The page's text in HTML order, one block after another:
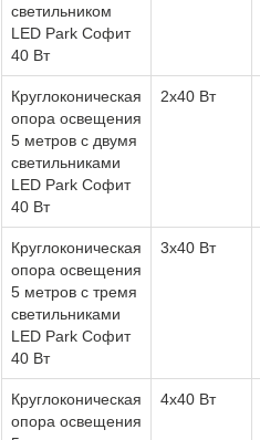
светильником
LED Park Софит
40 Вт
Круглоконическая
опора освещения
5 метров с двумя
светильниками
LED Park Софит
40 Вт
2x40 Вт
Круглоконическая
опора освещения
5 метров с тремя
светильниками
LED Park Софит
40 Вт
3x40 Вт
Круглоконическая
опора освещения
4x40 Вт